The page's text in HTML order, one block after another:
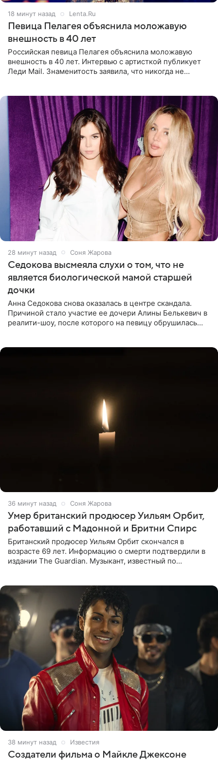
18 минут назад Lenta.Ru
Певица Пелагея объяснила моложавую
внешность в 40 лет
Российская певица Пелагея объяснила моложавую
внешность в 40 лет. Интервью с артисткой публикует
Леди Mail. Знаменитость заявила, что никогда не
28 минут назад Соня Жарова
Седокова высмеяла слухи о том, что не
является биологической мамой старшей
дочки
Анна Седокова снова оказалась в центре скандала.
Причиной стало участие ее дочери Алины Белькевич в
реалити-шоу, после которого на певицу обрушилась
36 минут назад Соня Жарова
Умер британский продюсер Уильям Орбит,
работавший с Мадонной и Бритни Спирс
Британский продюсер Уильям Орбит скончался в
возрасте 69 лет. Информацию о смерти подтвердили в
издании The Guardian. Музыкант, известный по
38 минут назад Известия
Создатели фильма о Майкле Джексоне